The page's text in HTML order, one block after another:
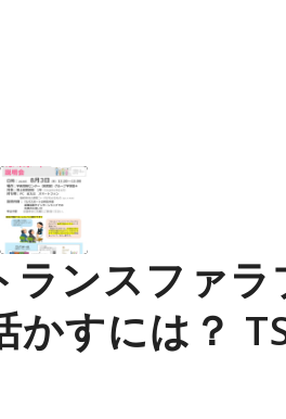
ランスファ
かすには？